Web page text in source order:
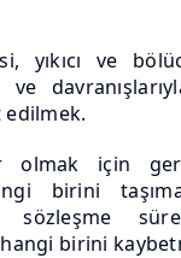
yıkıcı ve
olmak için
birini
sözleşme
birini